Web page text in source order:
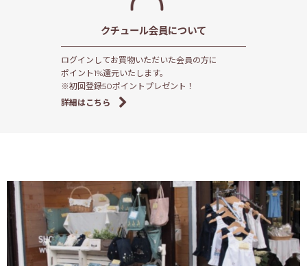
クチュール会員について
ログインしてお買物いただいた会員の方に
ポイント1%還元いたします。
※初回登録50ポイントプレゼント！
詳細はこちら